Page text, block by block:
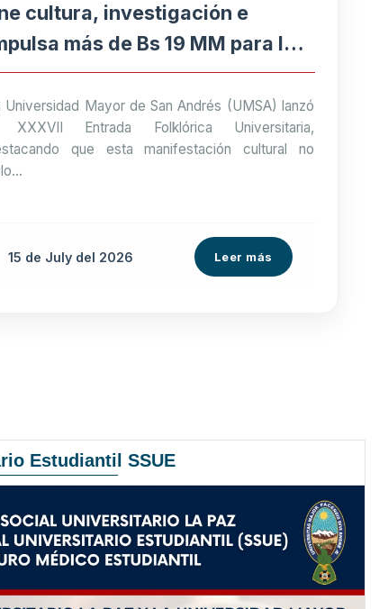
cultura, investigación e
más de Bs 19 MM para la
paceña
Universidad Mayor de San Andrés (UMSA) lanzó
XXXVII Entrada Folklórica Universitaria,
que esta manifestación cultural no
15 de Julydel 2026 Leer más
Estudiantil SSUE